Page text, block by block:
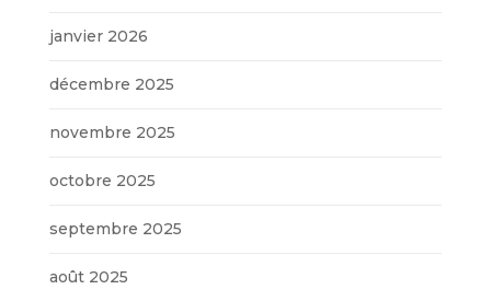
janvier 2026
décembre 2025
novembre 2025
octobre 2025
septembre 2025
août 2025